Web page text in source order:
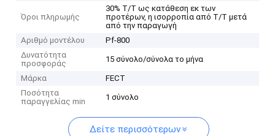
Όροι πληρωμής
30% T/T ως κατάθεση εκ των
προτέρων, η ισορροπία από T/T μετά
από την παραγωγή
Αριθμό μοντέλου
Pf-800
Δυνατότητα
προσφοράς
15 σύνολο/σύνολα το μήνα
Μάρκα
FECT
Ποσότητα
παραγγελίας min
1 σύνολο
Δείτε περισσότερων